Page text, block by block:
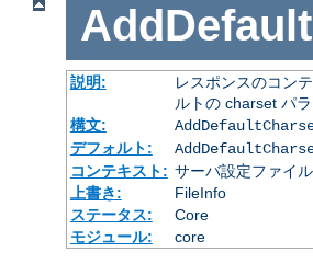
説明: レスポンスのコン
ルトの charset パ
構文:
デフォルト:
コンテキスト: サーバ設定ファイ
上書き:
FileInfo
ステータス:
Core
モジュール:
core